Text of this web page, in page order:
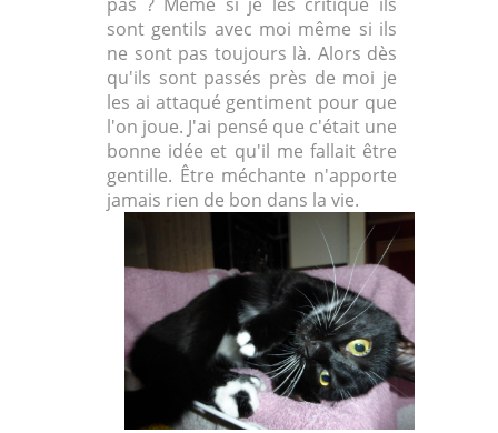
sont gentils avec moi même si ils
ne sont pas toujours là. Alors dès
qu'ils sont passés près de moi je
les ai attaqué gentiment pour que
l'on joue. J'ai pensé que c'était une
bonne idée et qu'il me fallait être
gentille. Être méchante n'apporte
jamais rien de bon dans la vie.